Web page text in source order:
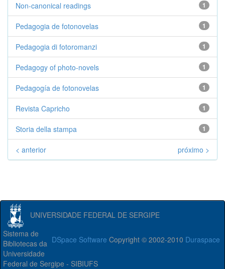
1
Non-canonical readings
1
Pedagogia de fotonovelas
1
Pedagogia di fotoromanzi
1
Pedagogy of photo-novels
1
Pedagogía de fotonovelas
1
Revista Capricho
1
Storia della stampa
< anterior próximo >
UNIVERSIDADE FEDERAL DE SERGIPE
DSpace Software Copyright © 2002-2010 Duraspace
Sistema de
Bibliotecas da
Universidade
Federal de Sergipe - SIBIUFS